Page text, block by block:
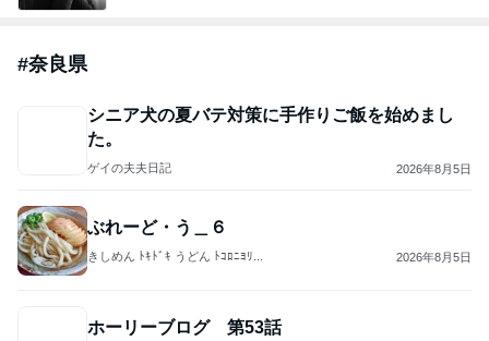
#奈良県
シニア犬の夏バテ対策に手作りご飯を始めまし
た。
ゲイの夫夫日記 2026年8月5日
ぶれーど・う＿６
きしめん ﾄｷﾄﾞｷ うどん ﾄｺﾛﾆﾖﾘ... 2026年8月5日
ホーリーブログ 第53話